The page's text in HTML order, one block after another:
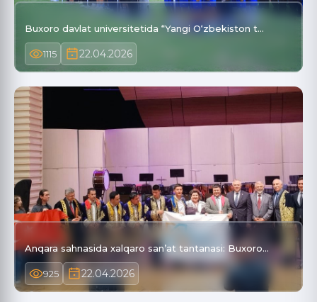
Buxoro davlat universitetida “Yangi O‘zbekiston t…
1115 22.04.2026
Anqara sahnasida xalqaro san’at tantanasi: Buxoro…
925 22.04.2026